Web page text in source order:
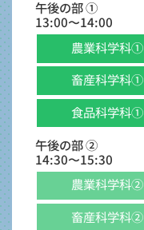
午後の部 ①
13:00〜14:00
農業科学科①
畜産科学科①
食品科学科①
午後の部 ②
14:30〜15:30
農業科学科②
畜産科学科②